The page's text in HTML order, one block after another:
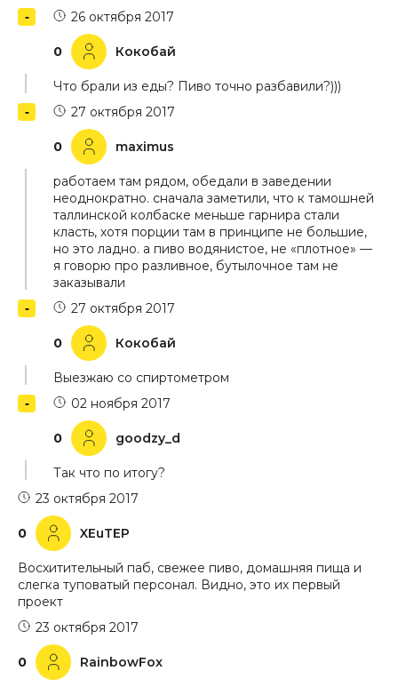
0 Кокобай
26 октября 2017
Что брали из еды? Пиво точно разбавили?)))
0 maximus
27 октября 2017
работаем там рядом, обедали в заведении
неоднократно. сначала заметили, что к тамошней
таллинской колбаске меньше гарнира стали
класть, хотя порции там в принципе не большие,
но это ладно. а пиво водянистое, не «плотное» —
я говорю про разливное, бутылочное там не
заказывали
0 Кокобай
27 октября 2017
Выезжаю со спиртометром
0 goodzy_d
02 ноября 2017
Так что по итогу?
0 XEuTEP
23 октября 2017
Восхитительный паб, свежее пиво, домашняя пища и
слегка туповатый персонал. Видно, это их первый
проект
0 RainbowFox
23 октября 2017